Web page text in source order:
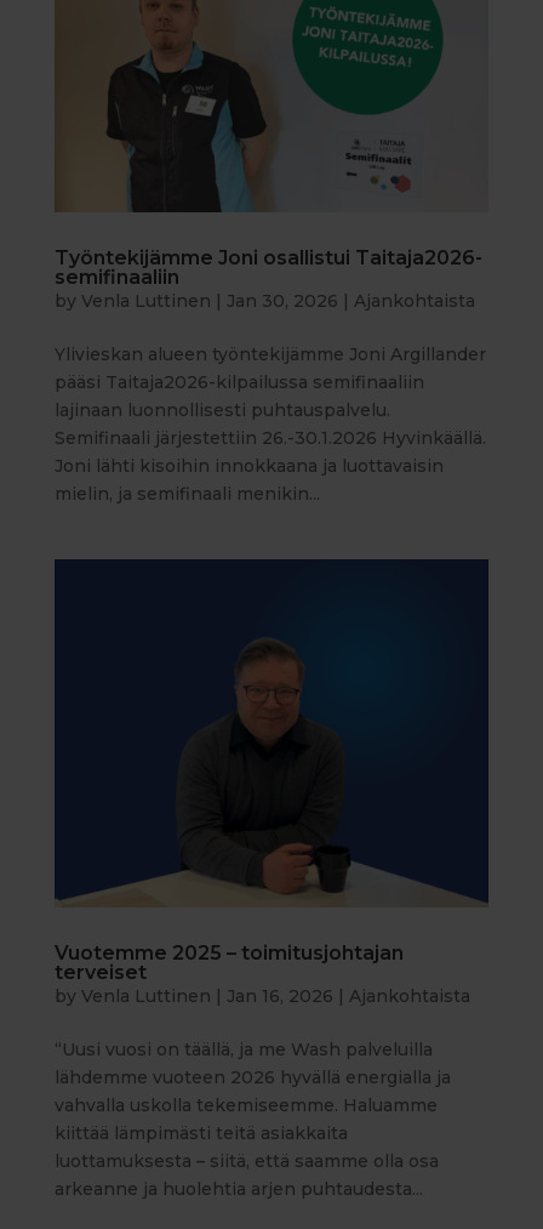
Työntekijämme Joni osallistui Taitaja2026-
semifinaaliin
by Venla Luttinen | Jan 30, 2026 | Ajankohtaista
Ylivieskan alueen työntekijämme Joni Argillander
pääsi Taitaja2026-kilpailussa semifinaaliin
lajinaan luonnollisesti puhtauspalvelu.
Semifinaali järjestettiin 26.-30.1.2026 Hyvinkäällä.
Joni lähti kisoihin innokkaana ja luottavaisin
mielin, ja semifinaali menikin...
Vuotemme 2025 – toimitusjohtajan
terveiset
by Venla Luttinen | Jan 16, 2026 | Ajankohtaista
“Uusi vuosi on täällä, ja me Wash palveluilla
lähdemme vuoteen 2026 hyvällä energialla ja
vahvalla uskolla tekemiseemme. Haluamme
kiittää lämpimästi teitä asiakkaita
luottamuksesta – siitä, että saamme olla osa
arkeanne ja huolehtia arjen puhtaudesta...